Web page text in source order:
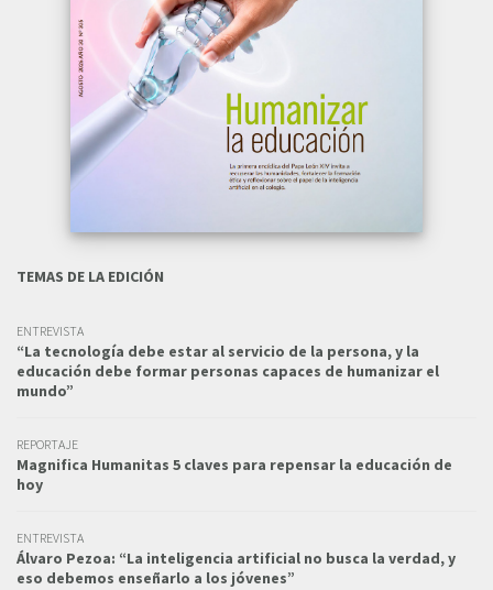
TEMAS DE LA EDICIÓN
ENTREVISTA
“La tecnología debe estar al servicio de la persona, y la
educación debe formar personas capaces de humanizar el
mundo”
REPORTAJE
Magnifica Humanitas 5 claves para repensar la educación de
hoy
ENTREVISTA
Álvaro Pezoa: “La inteligencia artificial no busca la verdad, y
eso debemos enseñarlo a los jóvenes”